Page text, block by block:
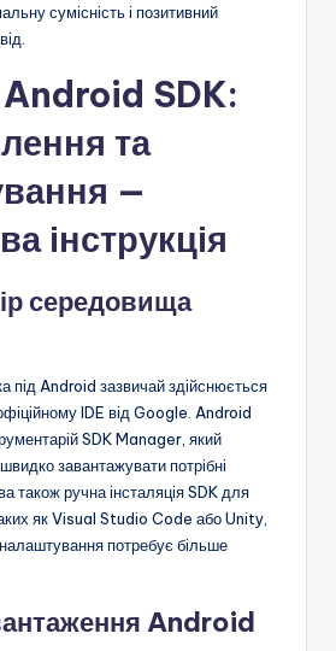
сумісність і позитивний
SDK:
та
—
інструкція
середовища
під Android зазвичай здійснюється
IDE від Google. Android
SDK Manager, який
завантажувати потрібні
також ручна інсталяція SDK для
як Visual Studio Code або Unity,
потребує більше
Android